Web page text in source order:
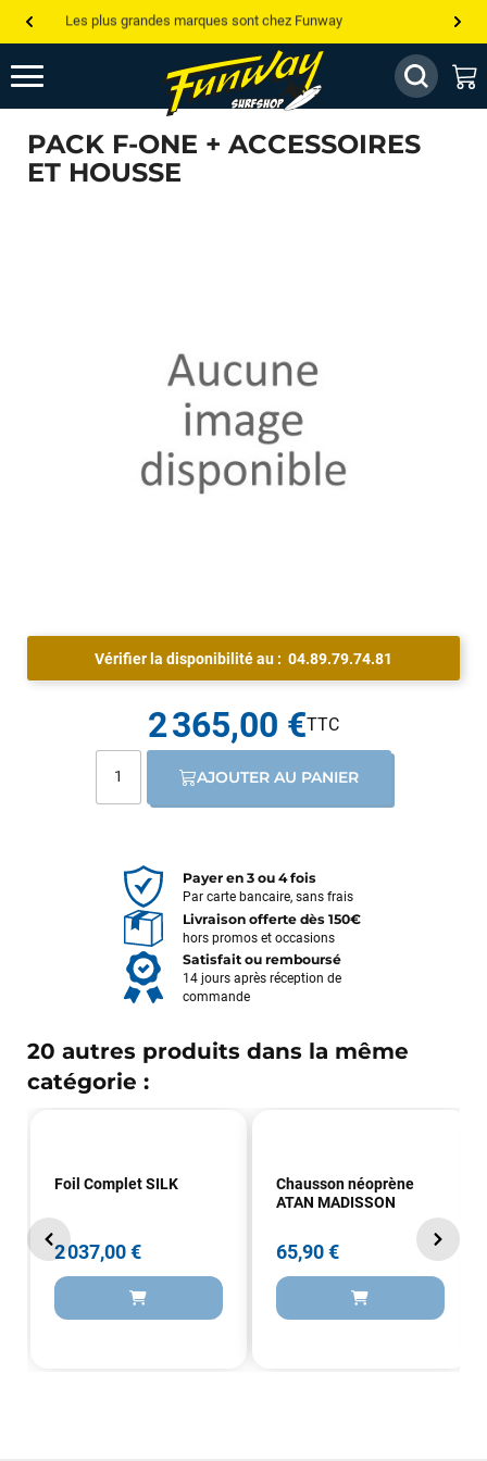
Les plus grandes marques sont chez Funway
Jusqu’à -75% de remise sur le windsurf, wingfoil, etc...
💰 Meilleur prix garanti — Moins cher ailleurs ? On s’aligne !
Besoin de conseils de pro ? Appelle nous !
PACK F-ONE + ACCESSOIRES
ET HOUSSE
Vérifier la disponibilité au : 04.89.79.74.81
2 365,00 €
AJOUTER AU PANIER
Payer en 3 ou 4 fois
Par carte bancaire, sans frais
Livraison offerte dès 150€
hors promos et occasions
Satisfait ou remboursé
14 jours après réception de
commande
20 autres produits dans la même
catégorie :
Foil Complet SILK
2 037,00 €
Chausson néoprène
ATAN MADISSON
65,90 €